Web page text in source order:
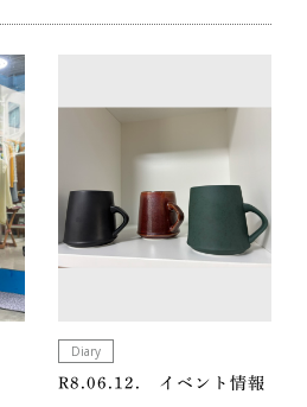
Diary
R8.06.12. イベント情報